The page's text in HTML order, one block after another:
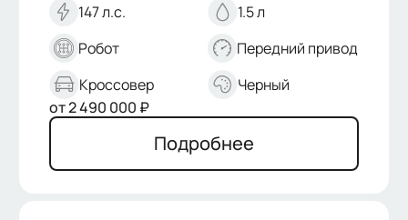
147 л.с.
1.5 л
Робот
Передний привод
Кроссовер
Черный
от2 490 000 ₽
Подробнее